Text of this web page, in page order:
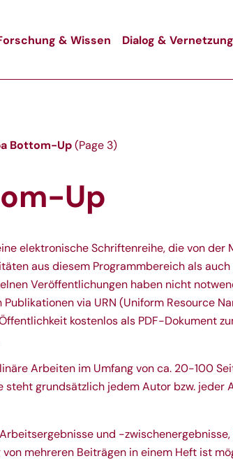
& Wissen Dialog & Vernetzung
Bottom-Up (Page 3)
Up
elektronische Schriftenreihe, die von der
aus diesem Programmbereich als
Veröffentlichungen haben nicht
Publikationen via URN (Uniform
kostenlos als PDF-Dokument
Arbeiten im Umfang von ca. 20-100
steht grundsätzlich jedem Autor bzw.
und -
mehreren Beiträgen in einem Heft ist